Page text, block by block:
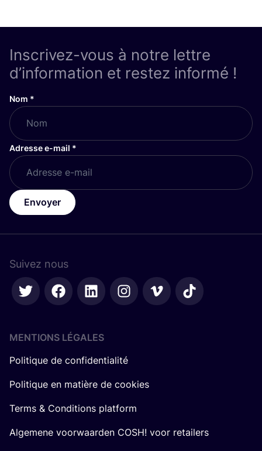
Inscrivez-vous à notre lettre
d’information et restez informé !
Nom *
Adresse e-mail *
Envoyer
Suivez nous
MENTIONS LÉGALES
Politique de confidentialité
Politique en matière de cookies
Terms & Conditions platform
Algemene voorwaarden COSH! voor retailers